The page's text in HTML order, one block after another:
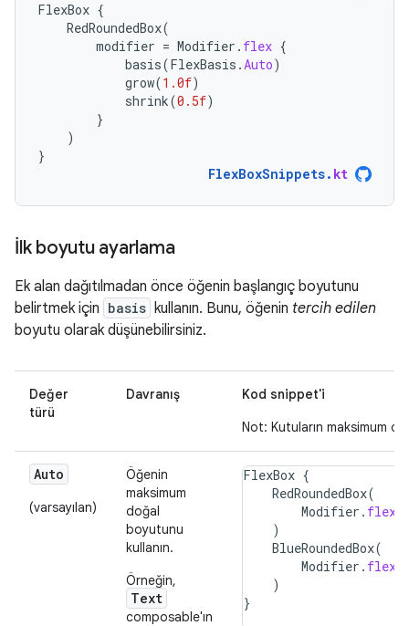
FlexBox {
RedRoundedBox(
modifier = Modifier . flex {
basis(FlexBasis .Auto)
grow(1.0f)
shrink(0.5f)
}
)
}
FlexBoxSnippets. kt
İlk boyutu ayarlama
Ek alan dağıtılmadan önce öğenin başlangıç boyutunu
belirtmek için basis kullanın. Bunu, öğenin tercih edilen
boyutu olarak düşünebilirsiniz.
Değer
türü
Davranış
Kod snippet'i
Not: Kutuların maksimum
Auto
(varsayılan)
Öğenin
maksimum
doğal
boyutunu
kullanın.
Örneğin,
Text
composable'ın
FlexBox {
RedRoundedBox(
Modifier . flex
)
BlueRoundedBox(
Modifier . flex
)
}